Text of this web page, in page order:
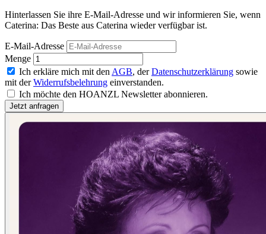
Hinterlassen Sie ihre E-Mail-Adresse und wir informieren Sie, wenn
Caterina: Das Beste aus Caterina wieder verfügbar ist.
E-Mail-Adresse
Menge
Ich erkläre mich mit den AGB, derDatenschutzerklärung sowie
mit derWiderrufsbelehrung einverstanden.
Ich möchte den HOANZL Newsletter abonnieren.